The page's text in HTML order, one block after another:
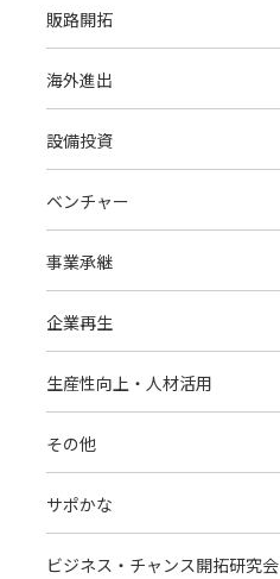
販路開拓
海外進出
設備投資
ベンチャー
事業承継
企業再生
生産性向上・人材活用
その他
サポかな
ビジネス・チャンス開拓研究会